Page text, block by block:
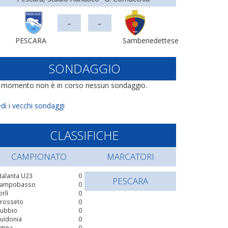
PESCARA
- -
Sambenedettese
SONDAGGIO
non è in corso nessun sondaggio.
i vecchi sondaggi
CLASSIFICHE
CAMPIONATO
0
U23
0
0
0
0
0
MARCATORI
PESCARA